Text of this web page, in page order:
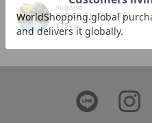
価格
itogawa
SUPER SHOP 出雲店
175cm